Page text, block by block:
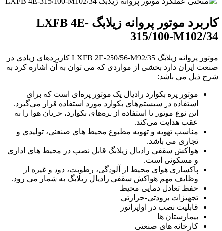
کاربرد موتور پروانه زیلابگ LXFB 4E-
315/100-M102/34
موتور پروانه زیلابگ LXFB 2E-250/56-M92/35 کاربردهای زیادی در
صنعت ایران دارد بخشی از مواردی که می توان به آن اشاره کرد به
شرح ذیل می باشد:
موتور پره بکوارد رادیال یک موتور پره‌ای است که برای
استفاده در سیستم‌های بکوارد مورد استفاده قرار می‌گیرد.
این نوع موتور با استفاده از پره‌های بکوارد، جریان هوا را به
عقب هدایت می‌کند.
مناسب تهویه و تهویه مطبوع محیط های صنعتی، تولیدی و
تجاری می باشد.
هواکش سقفی رادیال زیلابگ قابل نصب در محیط های اداری
و مسکونی است.
پاکسازی هوای محیط از آلودگی، رطوبت، دود و غیره از
وظایف مهم هواکش سقفی رادیال زیلابگ به شمار می رود.
حفظ تعادل دمایی محیط
تجهیزات برودتی-حرارتی
قابلیت نصب در اواپراتور
بیمارستان ها
کارخانه های صنعتی